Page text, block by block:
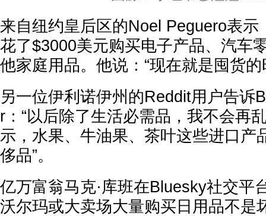
来自纽约皇后区的Noel Peguero表示
花了$3000美元购买电子产品、汽车
他家庭用品。他说：“现在就是囤货的
另一位伊利诺伊州的Reddit用户告诉
r：“以后除了生活必需品，我不会再
示，水果、牛油果、茶叶这些进口产
侈品”。
亿万富翁马克·库班在Bluesky社交平
沃尔玛或大卖场大量购买日用品不是